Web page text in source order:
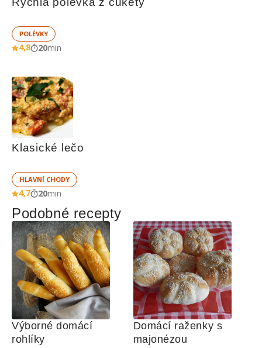
POLÉVKY
4,8 20min
Klasické lečo
HLAVNÍ CHODY
4,7 20min
Podobné recepty
Výborné domácí
rohlíky
Domácí raženky s
majonézou